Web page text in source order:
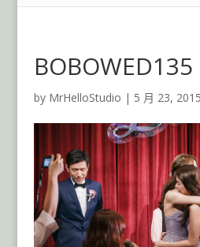
BOBOWED135
by MrHelloStudio | 5 月 23, 2015